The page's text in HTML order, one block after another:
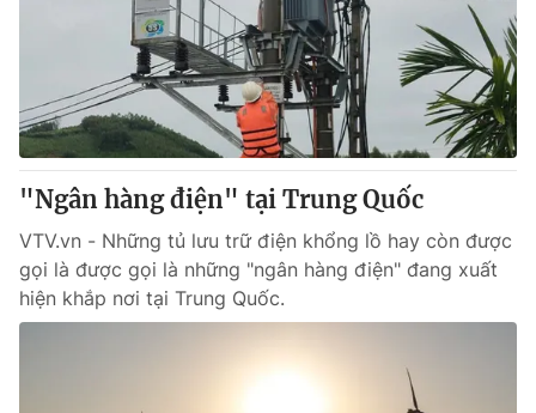
Cơ quan chủ quản:Đài Truyền hình Việt Nam
Cơ quan báo chí:Thời báo VTV
Giấy phép hoạt động báo in và báo điện tử số 483/GP-BTTTT
cấp ngày 29/12/2023
Tổng Biên tập:Vũ Thanh Thủy
Phó Tổng Biên tập:Nguyễn Thị Mỹ Hạnh, Phạm Quốc Thắng,
Tổng đài VTV:024.38 355 931 - 024.38 355 932
Ðiện thoại Thời báo VTV:024.66 897 897
Email:toasoan@vtv.vn
"Ngân hàng điện" tại Trung Quốc
VTV.vn - Những tủ lưu trữ điện khổng lồ hay còn được
gọi là được gọi là những "ngân hàng điện" đang xuất
hiện khắp nơi tại Trung Quốc.